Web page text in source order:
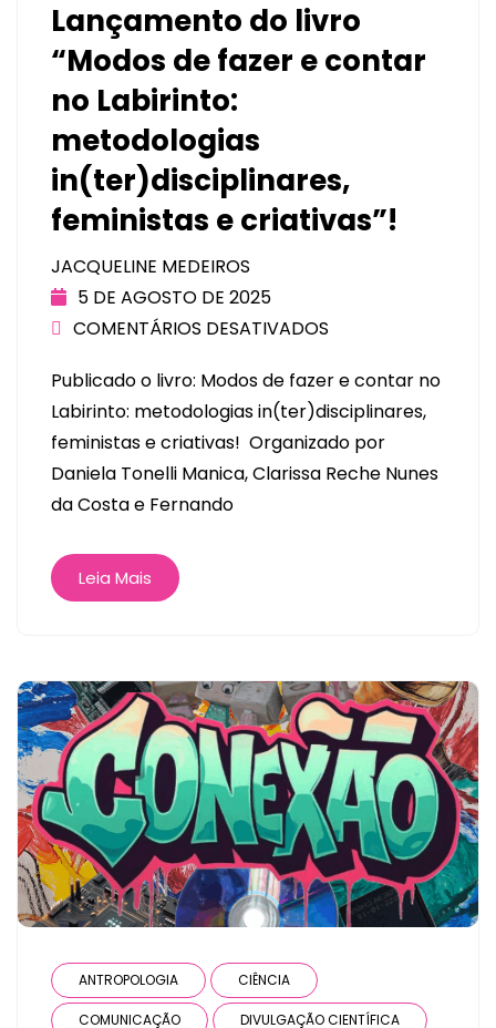
Lançamento do livro
“Modos de fazer e contar
no Labirinto:
metodologias
in(ter)disciplinares,
feministas e criativas”!
JACQUELINE MEDEIROS
5 DE AGOSTO DE 2025
COMENTÁRIOS DESATIVADOS
Publicado o livro: Modos de fazer e contar no
Labirinto: metodologias in(ter)disciplinares,
feministas e criativas! Organizado por
Daniela Tonelli Manica, Clarissa Reche Nunes
da Costa e Fernando
Leia Mais
ANTROPOLOGIA CIÊNCIA
COMUNICAÇÃO DIVULGAÇÃO CIENTÍFICA